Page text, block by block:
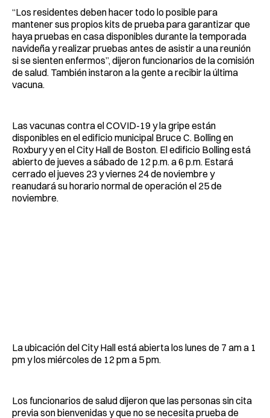
“Los residentes deben hacer todo lo posible para
mantener sus propios kits de prueba para garantizar que
haya pruebas en casa disponibles durante la temporada
navideña y realizar pruebas antes de asistir a una reunión
si se sienten enfermos”, dijeron funcionarios de la comisión
de salud. También instaron a la gente a recibir la última
vacuna.
Las vacunas contra el COVID-19 y la gripe están
disponibles en el edificio municipal Bruce C. Bolling en
Roxbury y en el City Hall de Boston. El edificio Bolling está
abierto de jueves a sábado de 12 p.m. a 6 p.m. Estará
cerrado el jueves 23 y viernes 24 de noviembre y
reanudará su horario normal de operación el 25 de
noviembre.
La ubicación del City Hall está abierta los lunes de 7 am a 1
pm y los miércoles de 12 pm a 5 pm.
Los funcionarios de salud dijeron que las personas sin cita
previa son bienvenidas y que no se necesita prueba de